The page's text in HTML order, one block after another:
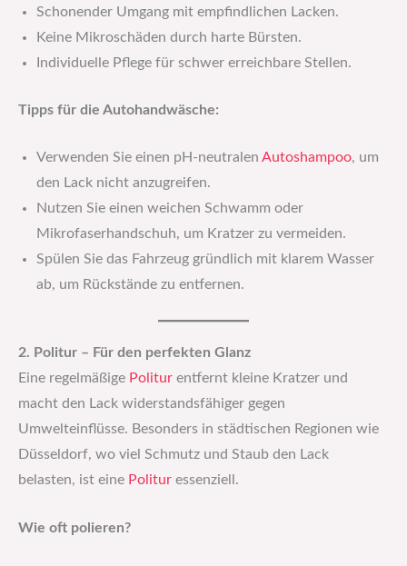
Schonender Umgang mit empfindlichen Lacken.
Keine Mikroschäden durch harte Bürsten.
Individuelle Pflege für schwer erreichbare Stellen.
Tipps für die Autohandwäsche:
Verwenden Sie einen pH-neutralen Autoshampoo, um
den Lack nicht anzugreifen.
Nutzen Sie einen weichen Schwamm oder
Mikrofaserhandschuh, um Kratzer zu vermeiden.
Spülen Sie das Fahrzeug gründlich mit klarem Wasser
ab, um Rückstände zu entfernen.
2. Politur – Für den perfekten Glanz
Eine regelmäßige Politur entfernt kleine Kratzer und
macht den Lack widerstandsfähiger gegen
Umwelteinflüsse. Besonders in städtischen Regionen wie
Düsseldorf, wo viel Schmutz und Staub den Lack
belasten, ist eine Politur essenziell.
Wie oft polieren?